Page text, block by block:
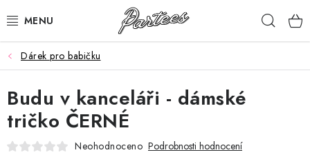
na
ROZLUČKA
NAROZENINY
NA MÍRU
Dárek pro babičku
Budu v kanceláři - dámské
tričko ČERNÉ
Neohodnoceno Podrobnosti hodnocení